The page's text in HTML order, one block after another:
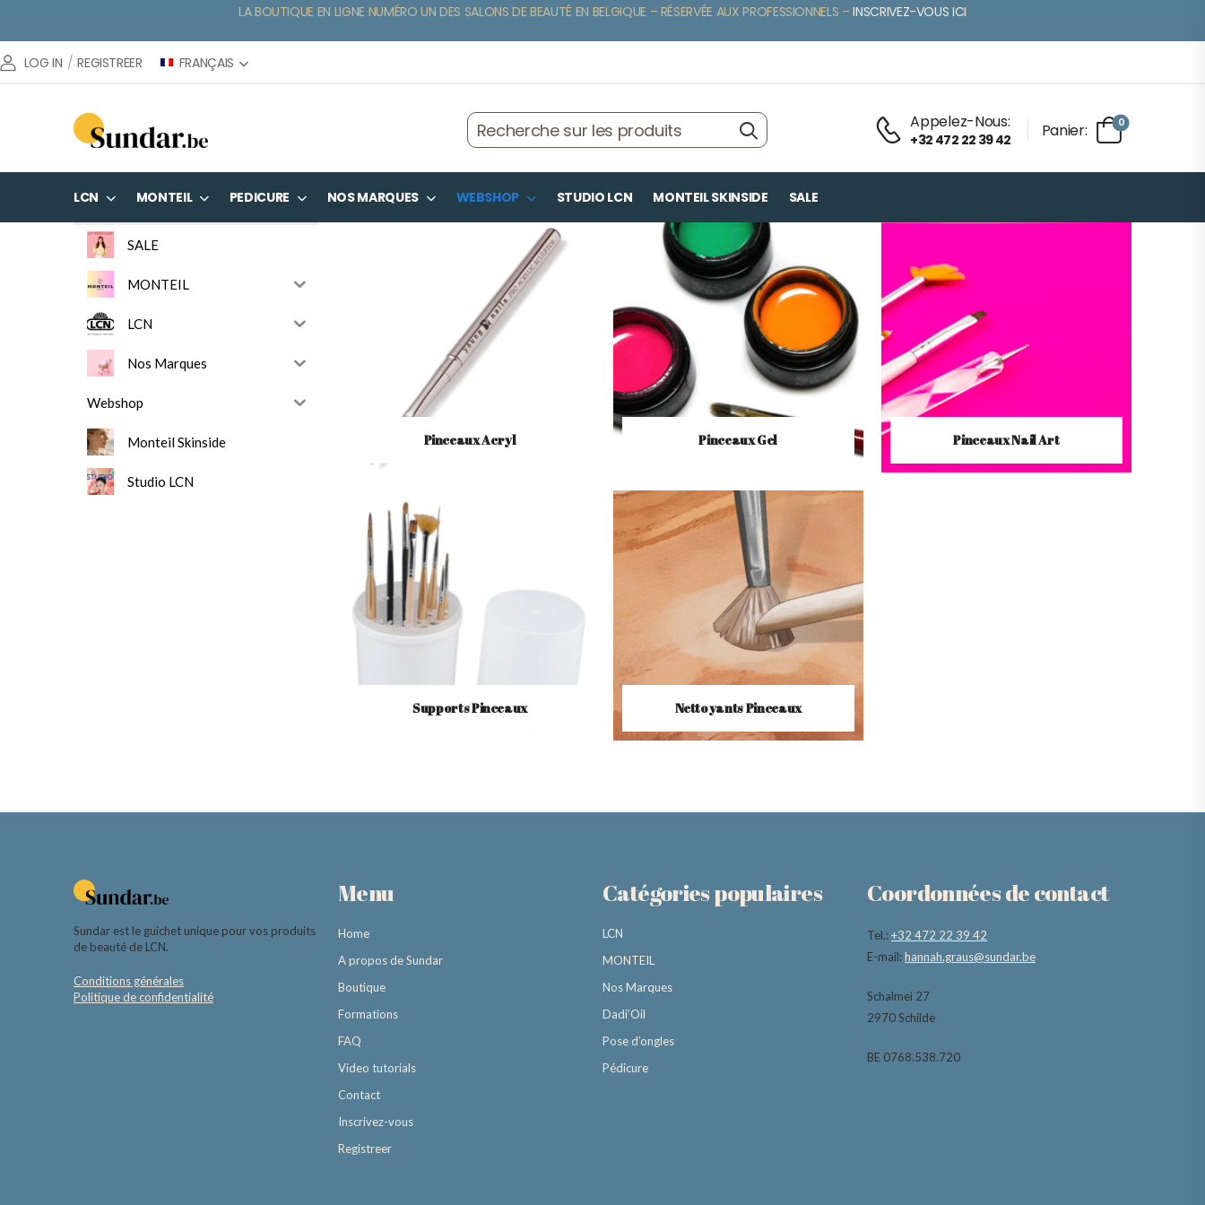
LA BOUTIQUE EN LIGNE NUMÉRO UN DES SALONS DE BEAUTÉ EN BELGIQUE – RÉSERVÉE AUX PROFESSIONNELS –INSCRIVEZ-VOUS ICI
LOG IN / REGISTREER FRANÇAIS
Appelez-Nous:
+32 472 22 39 42 Panier: 0
LCN MONTEIL PEDICURE NOS MARQUES WEBSHOP STUDIO LCN MONTEIL SKINSIDE SALE
SALE
MONTEIL
LCN
Nos Marques
Webshop
Monteil Skinside
Studio LCN
Pinceaux Acryl Pinceaux Gel Pinceaux Nail Art
Supports Pinceaux Nettoyants Pinceaux
Sundar est le guichet unique pour vos produits
de beauté de LCN.
Conditions générales
Politique de confidentialité
Menu
Home
A propos de Sundar
Boutique
Formations
FAQ
Video tutorials
Contact
Inscrivez-vous
Registreer
Catégories populaires
LCN
MONTEIL
Nos Marques
Dadi’Oil
Pose d’ongles
Pédicure
Coordonnées de contact
Tel.:+32 472 22 39 42
E-mail:hannah.graus@sundar.be
Schalmei 27
2970 Schilde
BE 0768.538.720